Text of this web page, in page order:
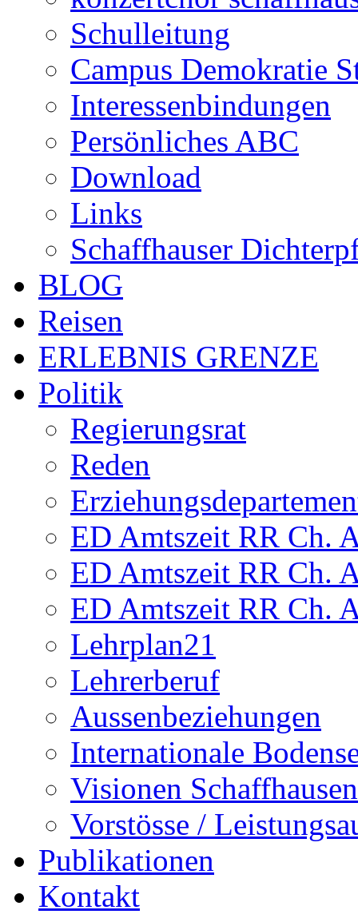
Schulleitung
Campus Demokratie
Interessenbindungen
Persönliches ABC
Download
Links
Schaffhauser
BLOG
Reisen
ERLEBNIS GRENZE
Politik
Regierungsrat
Reden
ED Amtszeit RR Ch.
ED Amtszeit RR Ch.
ED Amtszeit RR Ch.
Lehrplan21
Lehrerberuf
Aussenbeziehungen
Internationale
Visionen Schaffhausen
Vorstösse /
Publikationen
Kontakt